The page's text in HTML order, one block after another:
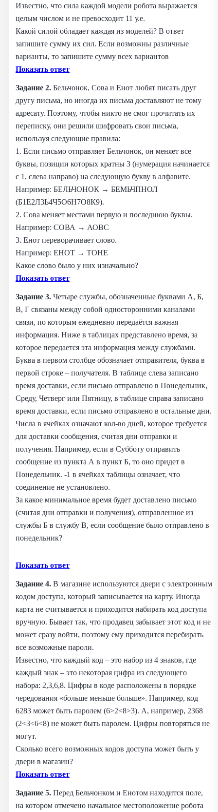
Известно, что сила каждой модели робота выражается
целым числом и не превосходит 11 у.е.
Какой силой обладает каждая из моделей? В ответ
запишите сумму их сил. Если возможны различные
варианты, то запишите сумму всех вариантов
Показать ответ
Задание 2. Бельчонок, Сова и Енот любят писать друг
другу письма, но иногда их письма доставляют не тому
адресату. Поэтому, чтобы никто не смог прочитать их
переписку, они решили шифровать свои письма,
используя следующие правила:
1. Если письмо отправляет Бельчонок, он меняет все
буквы, позиции которых кратны 3 (нумерация начинается
с 1, слева направо) на следующую букву в алфавите.
Например: БЕЛЬЧОНОК → БЕМЬЧПНОЛ
(Б1Е2Л3Ь4Ч5О6Н7О8К9).
2. Сова меняет местами первую и последнюю буквы.
Например: СОВА → АОВС
3. Енот переворачивает слово.
Например: ЕНОТ → ТОНЕ
Какое слово было у них изначально?
Показать ответ
Задание 3. Четыре службы, обозначенные буквами А, Б,
В, Г связаны между собой односторонними каналами
связи, по которым ежедневно передаётся важная
информация. Ниже в таблицах представлено время, за
которое передается эта информация между службами.
Буква в первом столбце обозначает отправителя, буква в
первой строке – получателя. В таблице слева записано
время доставки, если письмо отправлено в Понедельник,
Среду, Четверг или Пятницу, в таблице справа записано
время доставки, если письмо отправлено в остальные дни.
Числа в ячейках означают кол-во дней, которое требуется
для доставки сообщения, считая дни отправки и
получения. Например, если в Субботу отправить
сообщение из пункта А в пункт Б, то оно придет в
Понедельник. -1 в ячейках таблицы означает, что
соединение не установлено.
За какое минимальное время будет доставлено письмо
(считая дни отправки и получения), отправленное из
службы Б в службу В, если сообщение было отправлено в
понедельник?
Показать ответ
Задание 4. В магазине используются двери с электронным
кодом доступа, который записывается на карту. Иногда
карта не считывается и приходится набирать код доступа
вручную. Бывает так, что продавец забывает этот код и не
может сразу войти, поэтому ему приходится перебирать
все возможные пароли.
Известно, что каждый код – это набор из 4 знаков, где
каждый знак – это некоторая цифра из следующего
набора: 2,3,6,8. Цифры в коде расположены в порядке
чередования «больше меньше больше». Например, код
6283 может быть паролем (6>2<8>3). А, например, 2368
(2<3<6<8) не может быть паролем. Цифры повторяться не
могут.
Сколько всего возможных кодов доступа может быть у
двери в магазин?
Показать ответ
Задание 5. Перед Бельчонком и Енотом находится поле,
на котором отмечено начальное местоположение робота